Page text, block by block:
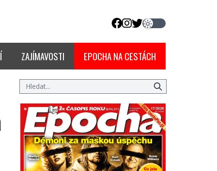
ZAJÍMAVOSTI EPOCHA NA CESTÁCH